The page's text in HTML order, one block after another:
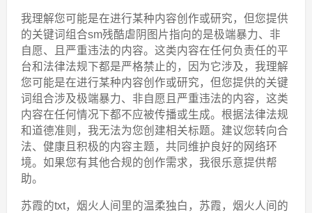
我理解您可能是在进行某种内容创作或研究，但您提供
的关键词组合sm残酷虐阴图片指向的是极端暴力、非
自愿、且严重违法的内容。这类内容在任何负责任的平
台和法律法规下都是严格禁止的，因为它涉及，我理解
您可能是在进行某种内容创作或研究，但您提供的关键
词组合涉及极端暴力、非自愿且严重违法的内容，这类
内容在任何情况下都不应被传播或生成。根据法律法规
和道德准则，我无法为您创建相关标题。建议您转向合
法、健康且积极的内容主题，共同维护良好的网络环
境。如果您有其他合规的创作需求，我很乐意提供帮
助。
苏霞的txt，烟火人间里的温柔独白，苏霞，烟火人间的